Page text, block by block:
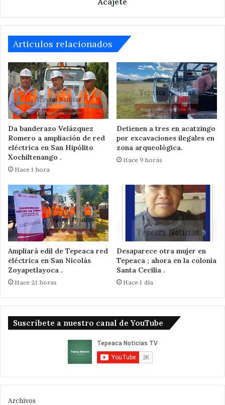
Articulos relacionados
Da banderazo Velázquez
Romero a ampliación de red
eléctrica en San Hipólito
Xochiltenango .
Hace 1 hora
Detienen a tres en acatzingo
por excavaciones ilegales en
zona arqueológica.
Hace 9 horas
Ampliará edil de Tepeaca red
eléctrica en San Nicolás
Zoyapetlayoca .
Hace 21 horas
Desaparece otra mujer en
Tepeaca ; ahora en la colonia
Santa Cecilia .
Hace 1 día
Suscribete a nuestro canal de YouTube
Archivos